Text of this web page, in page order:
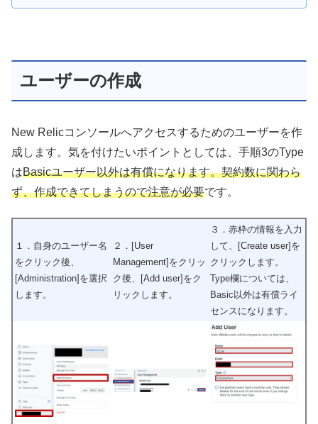
ユーザーの作成
New Relicコンソールへアクセスするためのユーザーを作
成します。気を付けたいポイントとしては、手順3のType
はBasicユーザー以外は有償になります。契約数に関わら
ず、作成できてしまうので注意が必要です。
１．自身のユーザー名
をクリック後、
[Administration]を選択
します。
２．[User
Management]をクリッ
ク後、[Add user]をク
リックします。
３．赤枠の情報を入力
して、[Create user]を
クリックします。
Type欄については、
Basic以外は有償ライ
センスになります。